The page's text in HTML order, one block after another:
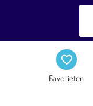
favorite_border
Favorieten